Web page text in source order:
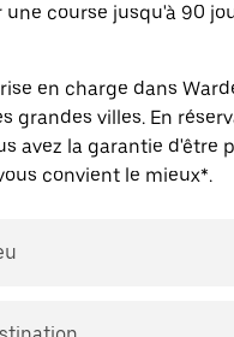
course jusqu'à 90
en charge dans
grandes villes. En
avez la garantie d'être
convient le mieux*.